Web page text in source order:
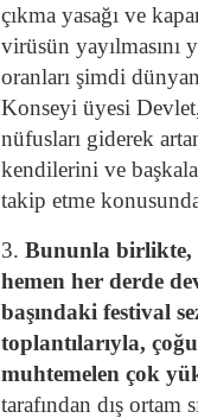
çıkma yasağı ve
virüsün yayılmasını
oranları şimdi
Konseyi üyesi
nüfusları giderek
kendilerini ve
takip etme
3. Bununla birlikte,
hemen her derde
başındaki festival
toplantılarıyla,
muhtemelen çok
tarafından dış ortam